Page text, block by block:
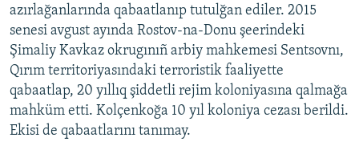
azırlağanlarında qabaatlanıp tutulğan ediler. 2015
senesi avgust ayında Rostov-na-Donu şeerindeki
Şimaliy Kavkaz okrugınıñ arbiy mahkemesi Sentsovnı,
Qırım territoriyasındaki terroristik faaliyette
qabaatlap, 20 yıllıq şiddetli rejim koloniyasına qalmağa
mahküm etti. Kolçenkoğa 10 yıl koloniya cezası berildi.
Ekisi de qabaatlarını tanımay.